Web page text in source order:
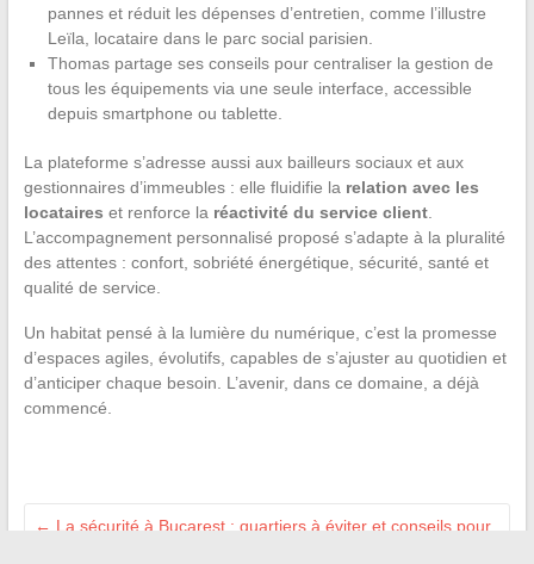
pannes et réduit les dépenses d’entretien, comme l’illustre
Leïla, locataire dans le parc social parisien.
Thomas partage ses conseils pour centraliser la gestion de
tous les équipements via une seule interface, accessible
depuis smartphone ou tablette.
La plateforme s’adresse aussi aux bailleurs sociaux et aux
gestionnaires d’immeubles : elle fluidifie la relation avec les
locataires et renforce la réactivité du service client.
L’accompagnement personnalisé proposé s’adapte à la pluralité
des attentes : confort, sobriété énergétique, sécurité, santé et
qualité de service.
Un habitat pensé à la lumière du numérique, c’est la promesse
d’espaces agiles, évolutifs, capables de s’ajuster au quotidien et
d’anticiper chaque besoin. L’avenir, dans ce domaine, a déjà
commencé.
← La sécurité à Bucarest : quartiers à éviter et conseils pour